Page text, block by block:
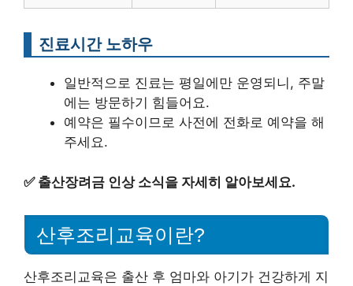
진료시간 노하우
일반적으로 진료는 평일에만 운영되니, 주말
에는 방문하기 힘들어요.
예약은 필수이므로 사전에 전화로 예약을 해
주세요.
✅ 출산장려금 인상 소식을 자세히 알아보세요.
산후조리교육이란?
산후조리교육은 출산 후 엄마와 아기가 건강하게 지